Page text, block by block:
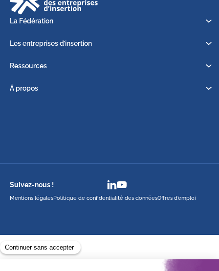
La Fédération
Les entreprises d’insertion
Ressources
À propos
Suivez-nous !
Mentions légalesPolitique de confidentialité des donnéesOffres d’emploi